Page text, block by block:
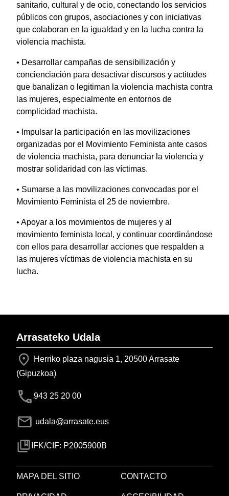
sanitario, cultural y de ocio, conectando los servicios
públicos con grupos, asociaciones y con iniciativas
que colaboran en la igualdad y en la lucha contra la
violencia machista.
• Desarrollar campañas de sensibilización y
concienciación para desactivar discursos y actitudes
que banalizan o legitiman la violencia machista contra
las mujeres, especialmente en entornos de
complicidad machista.
• Impulsar la participación en las movilizaciones
organizadas por el Movimiento Feminista ante casos
de violencia machista, para denunciar la violencia y
mostrar solidaridad con las víctimas.
• Sumarse a las movilizaciones convocadas por el
Movimiento Feminista el 25 de noviembre.
• Apoyar a los movimientos de mujeres y al
movimiento feminista local, y continuar coordinándose
con ellos para desarrollar acciones que respalden a
las mujeres víctimas de violencia machista en su
lucha.
Arrasateko Udala
Herriko plaza nagusia 1, 20500 Arrasate
(Gipuzkoa)
943 25 20 00
udala@arrasate.eus
IFK/CIF: P2005900B
MAPA DEL SITIO CONTACTO